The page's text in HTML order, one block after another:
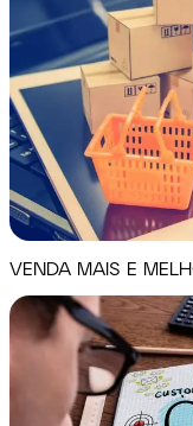
VENDA MAIS E